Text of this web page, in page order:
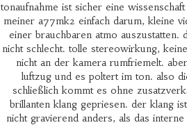
tonaufnahme ist sicher eine
meiner a77mk2 einfach darum, kleine
einer brauchbaren atmo auszustatten.
nicht schlecht. tolle stereowirkung,
nicht an der kamera rumfriemelt.
luftzug und es poltert im ton. also
schließlich kommt es ohne
brillanten klang gepriesen. der klang
nicht gravierend anders, als das